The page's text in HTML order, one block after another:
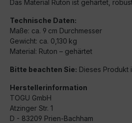
Das Material Ruton ist gehärtet,
Technische Daten:
Maße: ca. 9 cm Durchmesser
Gewicht: ca. 0,130 kg
Material: Ruton – gehärtet
Bitte beachten Sie: Dieses Produkt
Herstellerinformation
TOGU GmbH
Atzinger Str. 1
D - 83209 Prien-Bachham